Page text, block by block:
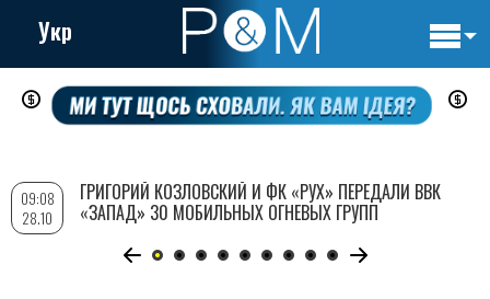
Перейти
содержанию
Укр
09:08
28.10
ГРИГОРИЙ КОЗЛОВСКИЙ И ФК «РУХ» ПЕРЕДАЛИ ВВК
«ЗАПАД» 30 МОБИЛЬНЫХ ОГНЕВЫХ ГРУПП